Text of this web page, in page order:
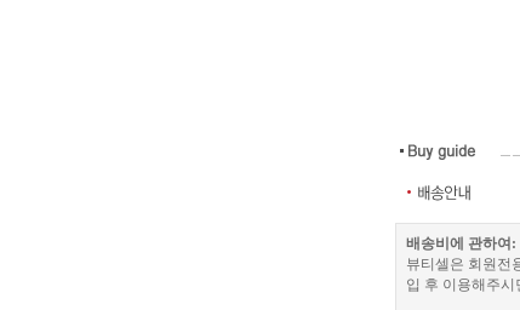
배송비에 관하여:
뷰티셀은 회원전
입 후 이용해주시